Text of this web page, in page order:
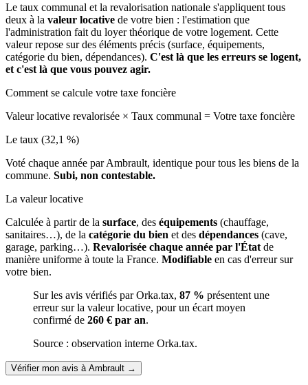
Le taux communal et la revalorisation nationale s'appliquent tous
deux à la valeur locative de votre bien : l'estimation que
l'administration fait du loyer théorique de votre logement. Cette
valeur repose sur des éléments précis (surface, équipements,
catégorie du bien, dépendances). C'est là que les erreurs se logent,
et c'est là que vous pouvez agir.
Comment se calcule votre taxe foncière
Valeur locative revalorisée × Taux communal = Votre taxe foncière
Le taux (32,1 %)
Voté chaque année par Ambrault, identique pour tous les biens de la
commune. Subi, non contestable.
La valeur locative
Calculée à partir de la surface, des équipements (chauffage,
sanitaires…), de la catégorie du bien et des dépendances (cave,
garage, parking…). Revalorisée chaque année par l'État de
manière uniforme à toute la France. Modifiable en cas d'erreur sur
votre bien.
Sur les avis vérifiés par Orka.tax, 87 % présentent une
erreur sur la valeur locative, pour un écart moyen
confirmé de 260 € par an.
Source : observation interne Orka.tax.
Vérifier mon avis à Ambrault →